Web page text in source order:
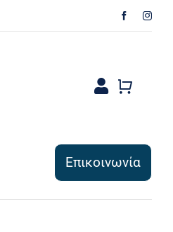
Επικοινωνία